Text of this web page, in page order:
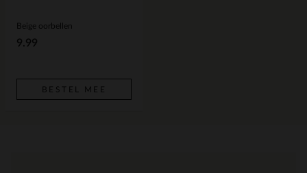
Beige oorbellen
9.99
BESTEL MEE